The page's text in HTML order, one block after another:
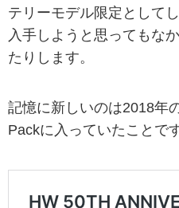
テリーモデル限定として
入手しようと思ってもな
たりします。
記憶に新しいのは2018年
Packに入っていたことで